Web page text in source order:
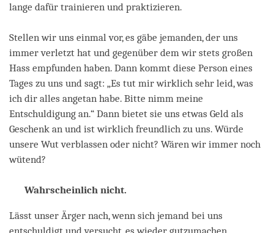
lange dafür trainieren und praktizieren.
Stellen wir uns einmal vor, es gäbe jemanden, der uns
immer verletzt hat und gegenüber dem wir stets großen
Hass empfunden haben. Dann kommt diese Person eines
Tages zu uns und sagt: „Es tut mir wirklich sehr leid, was
ich dir alles angetan habe. Bitte nimm meine
Entschuldigung an.“ Dann bietet sie uns etwas Geld als
Geschenk an und ist wirklich freundlich zu uns. Würde
unsere Wut verblassen oder nicht? Wären wir immer noch
wütend?
Wahrscheinlich nicht.
Lässt unser Ärger nach, wenn sich jemand bei uns